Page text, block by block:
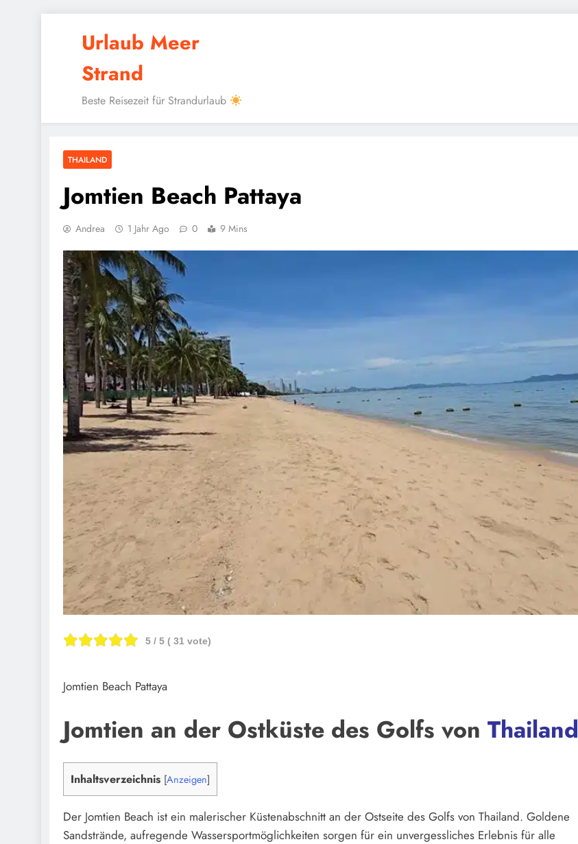
Urlaub Meer
Strand
Beste Reisezeit für Strandurlaub
THAILAND
Jomtien Beach Pattaya
Andrea 1 Jahr Ago 0 9 Mins
5 / 5 ( 31 vote)
Jomtien Beach Pattaya
Jomtien an der Ostküste des Golfs von Thailand
Inhaltsverzeichnis [Anzeigen]
Der Jomtien Beach ist ein malerischer Küstenabschnitt an der Ostseite des Golfs von Thailand. Goldene
Sandstrände, aufregende Wassersportmöglichkeiten sorgen für ein unvergessliches Erlebnis für alle